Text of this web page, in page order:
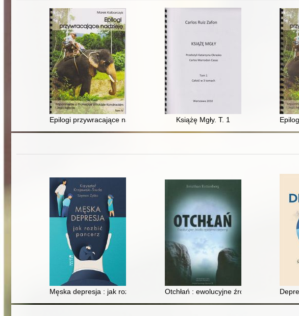
Epilogi przywracające nadzieję : wspomnienie o profesorze Witoldzie
Książę Mgły. T. 1
Męska depresja : jak rozbić pancerzOtchłań : ewolucyjne źródła epidemii